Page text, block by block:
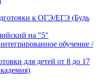
к ОГЭ/ЕГЭ (Будь
на "5"
обучение /
для детей от 8 до 17